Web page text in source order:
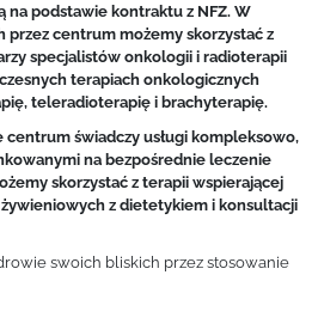
na podstawie kontraktu z NFZ. W
przez centrum możemy skorzystać z
specjalistów onkologii i radioterapii
terapiach onkologicznych
teleradioterapię i brachyterapię.
centrum świadczy usługi kompleksowo,
na bezpośrednie leczenie
skorzystać z terapii wspierającej
żywieniowych z dietetykiem i konsultacji
swoich bliskich przez stosowanie